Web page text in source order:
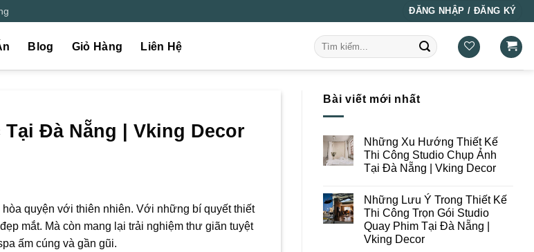
ĐĂNG NHẬP / ĐĂNG KÝ
Blog Giỏ Hàng Liên Hệ
Tìm
kiếm:
Đà Nẵng | Vking Decor
quyện với thiên nhiên. Với những bí quyết thiết
mắt. Mà còn mang lại trải nghiệm thư giãn tuyệt
ấm cúng và gần gũi.
Bài viết mới nhất
Những Xu Hướng Thiết Kế
Thi Công Studio Chụp Ảnh
Tại Đà Nẵng | Vking Decor
bình
luận
ở
Những
Xu
Hướng
Những Lưu Ý Trong Thiết Kế
Thi Công Trọn Gói Studio
Quay Phim Tại Đà Nẵng |
Vking Decor